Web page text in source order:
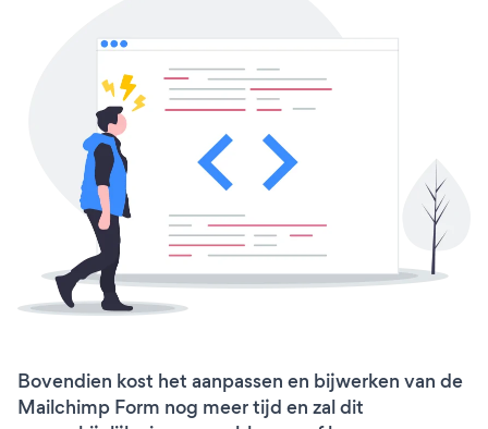
Bovendien kost het aanpassen en bijwerken van de
Mailchimp Form nog meer tijd en zal dit